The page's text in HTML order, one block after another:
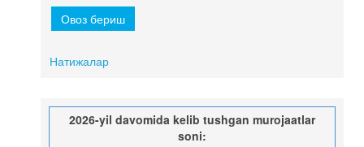
Натижалар
2026-yil davomida kelib tushgan murojaatlar
soni: